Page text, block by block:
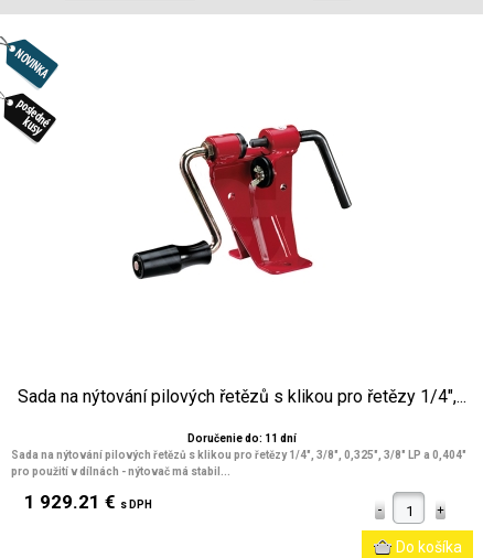
Sada na nýtování pilových řetězů s klikou pro řetězy 1/4",...
Doručenie do: 11 dní
Sada na nýtování pilových řetězů s klikou pro řetězy 1/4", 3/8", 0,325", 3/8" LP a 0,404"
pro použití v dílnách - nýtovač má stabil...
1 929.21 € s DPH